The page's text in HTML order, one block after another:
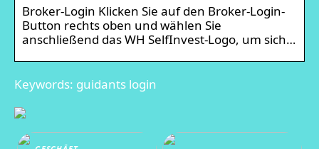
Broker-Login Klicken Sie auf den Broker-Login-
Button rechts oben und wählen Sie
anschließend das WH SelfInvest-Logo, um sich…
Keywords: guidants login